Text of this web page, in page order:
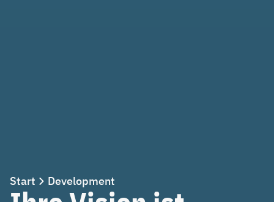
Start Development